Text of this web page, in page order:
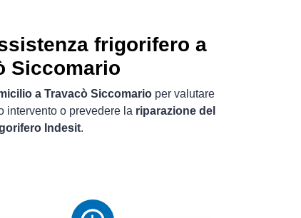
frigorifero a
Siccomario
a Travacò Siccomario per valutare
intervento o prevedere la riparazione del
Indesit.